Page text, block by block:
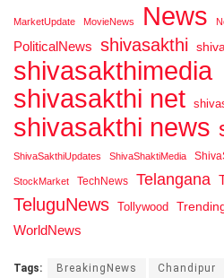
MarketUpdate MovieNews News
PoliticalNews shivasakthi
shivasakthimedia
shivasakthi net
shivasakthi news
ShivaSakthiUpdates ShivaShaktiMedia
StockMarket TechNews Telangana
TeluguNews Tollywood
WorldNews
Tags: BreakingNews Chandipur